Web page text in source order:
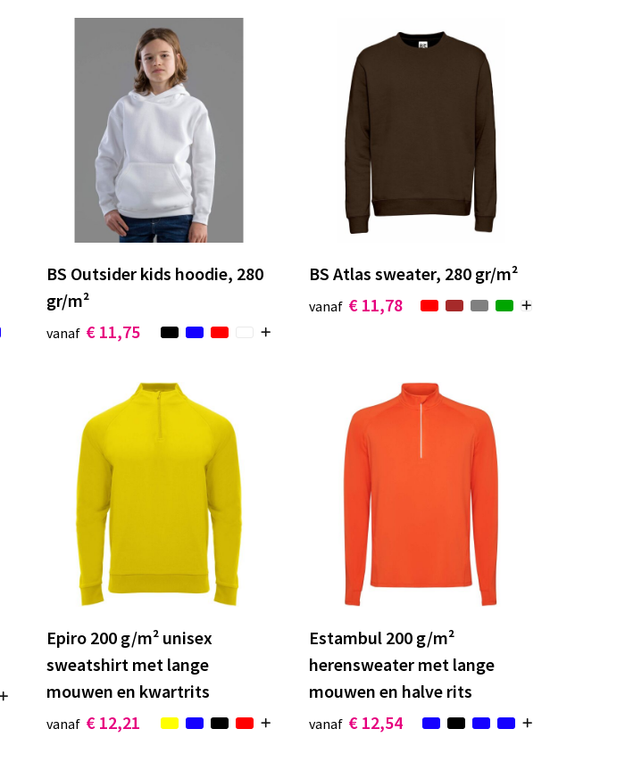
BS Outsider kids hoodie, 280
gr/m²
vanaf € 11,75
BS Atlas sweater, 280 gr/m²
vanaf € 11,78
Epiro 200 g/m² unisex
sweatshirt met lange
mouwen en kwartrits
vanaf € 12,21
Estambul 200 g/m²
herensweater met lange
mouwen en halve rits
vanaf € 12,54